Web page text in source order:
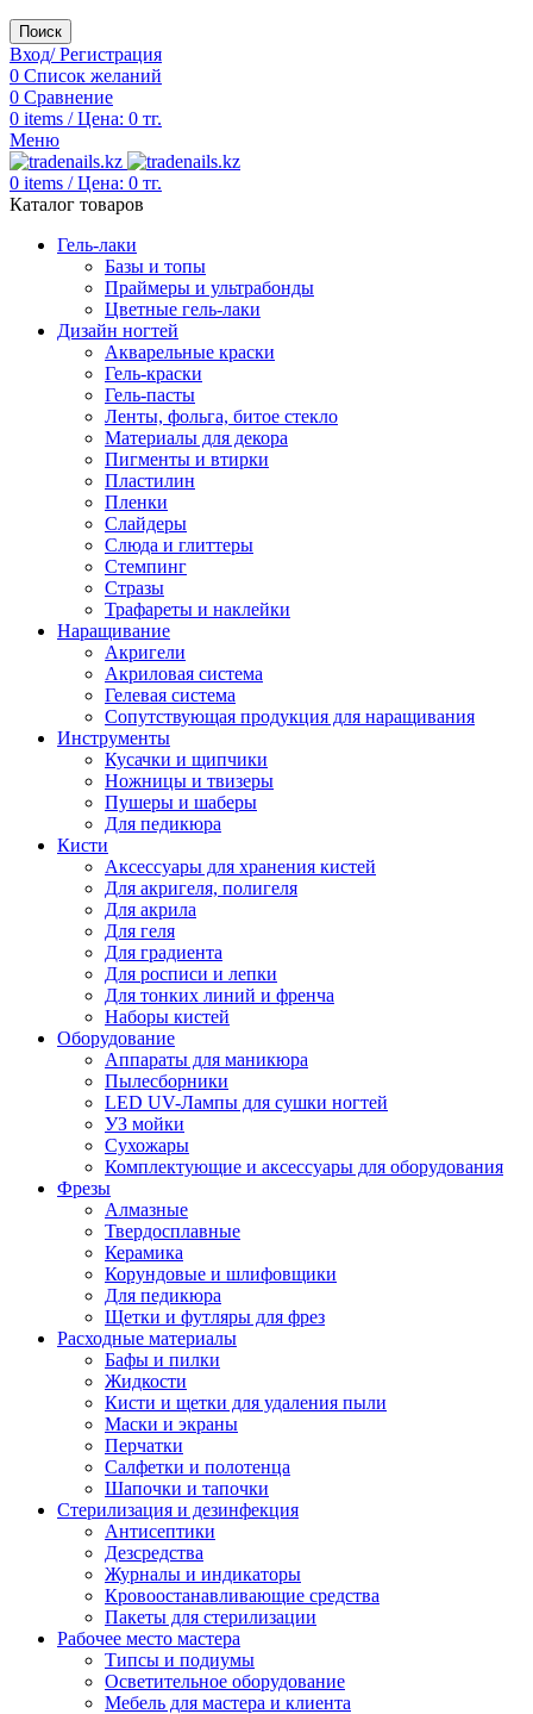
Поиск
Вход/ Регистрация
0 Список желаний
0 Сравнение
0 items / Цена: 0 тг.
Меню
0 items / Цена: 0 тг.
Каталог товаров
Гель-лаки
Базы и топы
Праймеры и ультрабонды
Цветные гель-лаки
Дизайн ногтей
Акварельные краски
Гель-краски
Гель-пасты
Ленты, фольга, битое стекло
Материалы для декора
Пигменты и втирки
Пластилин
Пленки
Слайдеры
Слюда и глиттеры
Стемпинг
Стразы
Трафареты и наклейки
Наращивание
Акригели
Акриловая система
Гелевая система
Сопутствующая продукция для наращивания
Инструменты
Кусачки и щипчики
Ножницы и твизеры
Пушеры и шаберы
Для педикюра
Кисти
Аксессуары для хранения кистей
Для акригеля, полигеля
Для акрила
Для геля
Для градиента
Для росписи и лепки
Для тонких линий и френча
Наборы кистей
Оборудование
Аппараты для маникюра
Пылесборники
LED UV-Лампы для сушки ногтей
УЗ мойки
Сухожары
Комплектующие и аксессуары для оборудования
Фрезы
Алмазные
Твердосплавные
Керамика
Корундовые и шлифовщики
Для педикюра
Щетки и футляры для фрез
Расходные материалы
Бафы и пилки
Жидкости
Кисти и щетки для удаления пыли
Маски и экраны
Перчатки
Салфетки и полотенца
Шапочки и тапочки
Стерилизация и дезинфекция
Антисептики
Дезсредства
Журналы и индикаторы
Кровоостанавливающие средства
Пакеты для стерилизации
Рабочее место мастера
Типсы и подиумы
Осветительное оборудование
Мебель для мастера и клиента